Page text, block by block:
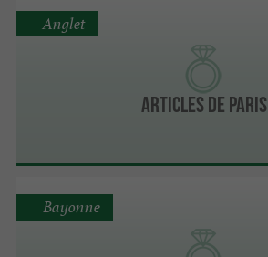
ARTICLES DE PARIS
Anglet
Bayonne